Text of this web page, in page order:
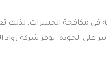
مكافحة الحشرات، لذلك
على الجودة. توفر شركة